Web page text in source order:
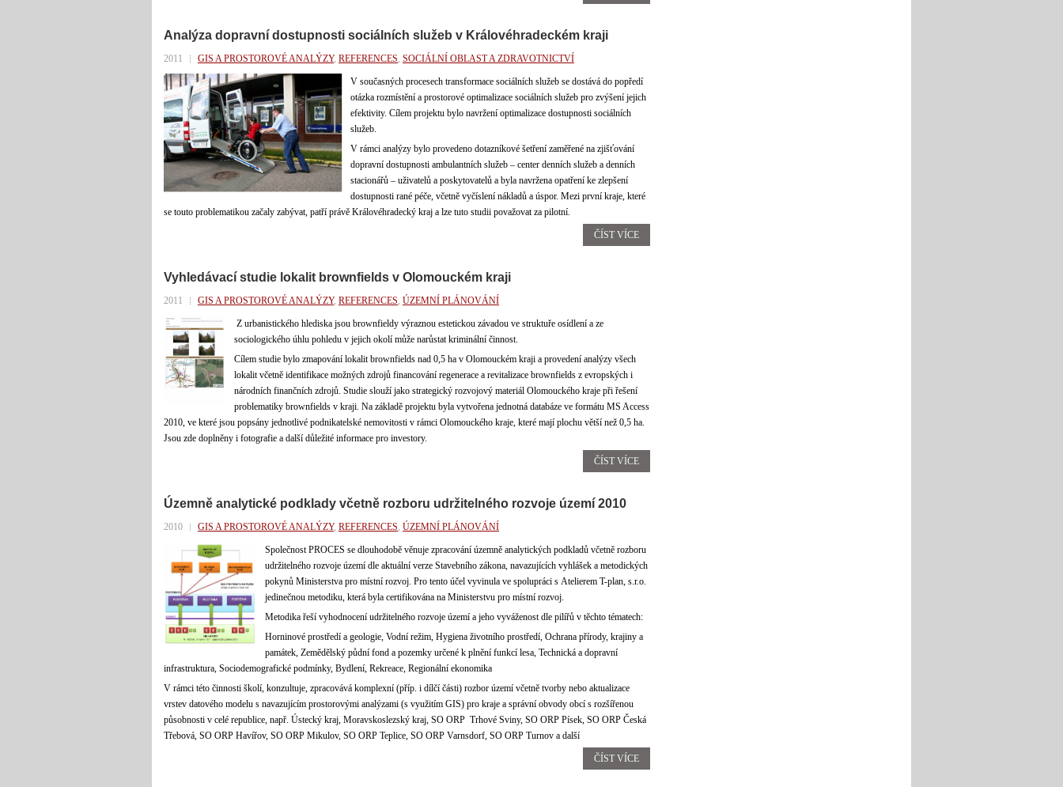
Analýza dopravní dostupnosti sociálních služeb v Královéhradeckém kraji
2011 GIS A PROSTOROVÉ ANALÝZY, REFERENCES, SOCIÁLNÍ OBLAST A ZDRAVOTNICTVÍ
V současných procesech transformace sociálních služeb se dostává do popředí
otázka rozmístění a prostorové optimalizace sociálních služeb pro zvýšení jejich
efektivity. Cílem projektu bylo navržení optimalizace dostupnosti sociálních
služeb.
V rámci analýzy bylo provedeno dotazníkové šetření zaměřené na zjišťování
dopravní dostupnosti ambulantních služeb – center denních služeb a denních
stacionářů – uživatelů a poskytovatelů a byla navržena opatření ke zlepšení
dostupnosti rané péče, včetně vyčíslení nákladů a úspor. Mezi první kraje, které
se touto problematikou začaly zabývat, patří právě Královéhradecký kraj a lze tuto studii považovat za pilotní.
ČÍST VÍCE
Vyhledávací studie lokalit brownfields v Olomouckém kraji
2011 GIS A PROSTOROVÉ ANALÝZY, REFERENCES, ÚZEMNÍ PLÁNOVÁNÍ
Z urbanistického hlediska jsou brownfieldy výraznou estetickou závadou ve struktuře osídlení a ze
sociologického úhlu pohledu v jejich okolí může narůstat kriminální činnost.
Cílem studie bylo zmapování lokalit brownfields nad 0,5 ha v Olomouckém kraji a provedení analýzy všech
lokalit včetně identifikace možných zdrojů financování regenerace a revitalizace brownfields z evropských i
národních finančních zdrojů. Studie slouží jako strategický rozvojový materiál Olomouckého kraje při řešení
problematiky brownfields v kraji. Na základě projektu byla vytvořena jednotná databáze ve formátu MS Access
2010, ve které jsou popsány jednotlivé podnikatelské nemovitosti v rámci Olomouckého kraje, které mají plochu větší než 0,5 ha.
Jsou zde doplněny i fotografie a další důležité informace pro investory.
ČÍST VÍCE
Územně analytické podklady včetně rozboru udržitelného rozvoje území 2010
2010 GIS A PROSTOROVÉ ANALÝZY, REFERENCES, ÚZEMNÍ PLÁNOVÁNÍ
Společnost PROCES se dlouhodobě věnuje zpracování územně analytických podkladů včetně rozboru
udržitelného rozvoje území dle aktuální verze Stavebního zákona, navazujících vyhlášek a metodických
pokynů Ministerstva pro místní rozvoj. Pro tento účel vyvinula ve spolupráci s Atelierem T-plan, s.r.o.
jedinečnou metodiku, která byla certifikována na Ministerstvu pro místní rozvoj.
Metodika řeší vyhodnocení udržitelného rozvoje území a jeho vyváženost dle pilířů v těchto tématech:
Horninové prostředí a geologie, Vodní režim, Hygiena životního prostředí, Ochrana přírody, krajiny a
památek, Zemědělský půdní fond a pozemky určené k plnění funkcí lesa, Technická a dopravní
infrastruktura, Sociodemografické podmínky, Bydlení, Rekreace, Regionální ekonomika
V rámci této činnosti školí, konzultuje, zpracovává komplexní (příp. i dílčí části) rozbor území včetně tvorby nebo aktualizace
vrstev datového modelu s navazujícím prostorovými analýzami (s využitím GIS) pro kraje a správní obvody obcí s rozšířenou
působnosti v celé republice, např. Ústecký kraj, Moravskoslezský kraj, SO ORP Trhové Sviny, SO ORP Písek, SO ORP Česká
Třebová, SO ORP Havířov, SO ORP Mikulov, SO ORP Teplice, SO ORP Varnsdorf, SO ORP Turnov a další
ČÍST VÍCE